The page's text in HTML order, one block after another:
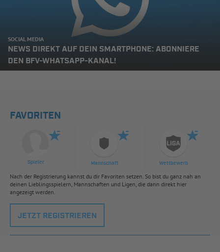
SOCIAL MEDIA
NEWS DIREKT AUF DEIN SMARTPHONE: ABONNIERE
DEN BFV-WHATSAPP-KANAL!
FAVORITEN
Spieler Mannschaft Wettbewerb
Nach der Registrierung kannst du dir Favoriten setzen. So bist du ganz nah an
deinen Lieblingsspielern, Mannschaften und Ligen, die dann direkt hier
angezeigt werden.
JETZT REGISTRIEREN